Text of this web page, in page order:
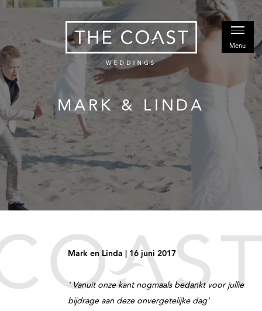
MARK & LINDA
Mark en Linda | 16 juni 2017
' Vanuit onze kant nogmaals bedankt voor jullie
bijdrage aan deze onvergetelijke dag'